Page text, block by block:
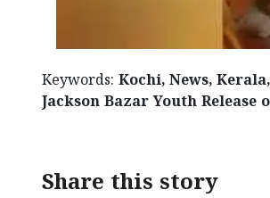
Keywords: Kochi, News,
Jackson Bazar Youth Release
Share this story